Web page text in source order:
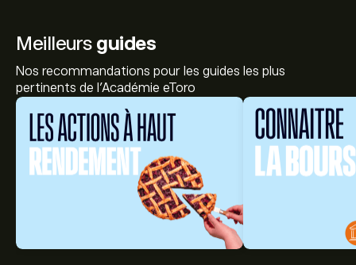
Meilleurs guides
Nos recommandations pour les guides les plus
pertinents de l'Académie eToro